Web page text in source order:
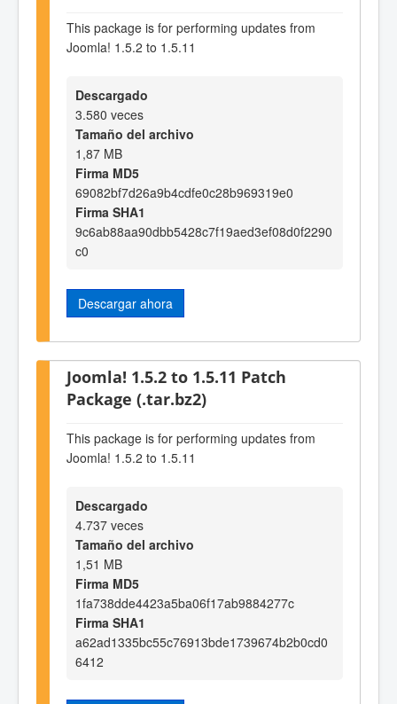
This package is for performing updates from
Joomla! 1.5.2 to 1.5.11
Descargado
3.580 veces
Tamaño del archivo
1,87 MB
Firma MD5
69082bf7d26a9b4cdfe0c28b969319e0
Firma SHA1
9c6ab88aa90dbb5428c7f19aed3ef08d0f2290
c0
Descargar ahora
Joomla! 1.5.2 to 1.5.11 Patch
Package (.tar.bz2)
This package is for performing updates from
Joomla! 1.5.2 to 1.5.11
Descargado
4.737 veces
Tamaño del archivo
1,51 MB
Firma MD5
1fa738dde4423a5ba06f17ab9884277c
Firma SHA1
a62ad1335bc55c76913bde1739674b2b0cd0
6412